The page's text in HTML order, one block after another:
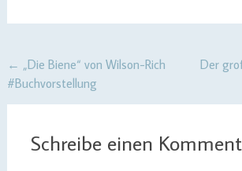
Post
navigation
← „Die Biene“ von Wilson-Rich
#Buchvorstellung
Der
Schreibe einen